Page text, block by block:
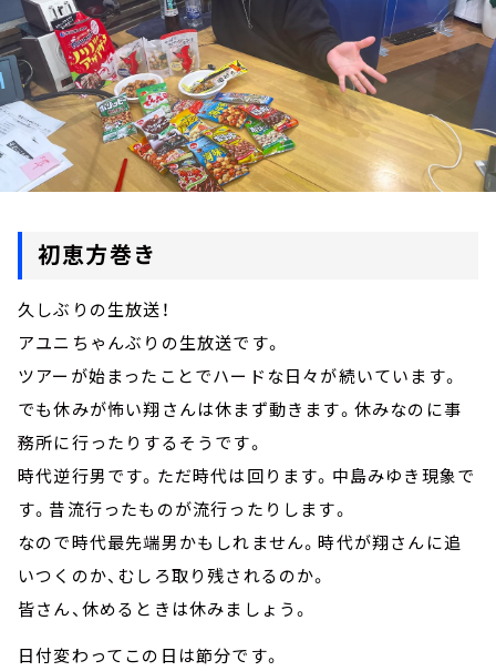
初恵方巻き
久しぶりの生放送！
アユニちゃんぶりの生放送です。
ツアーが始まったことでハードな日々が続いています。
でも休みが怖い翔さんは休まず動きます。休みなのに事
務所に行ったりするそうです。
時代逆行男です。ただ時代は回ります。中島みゆき現象で
す。昔流行ったものが流行ったりします。
なので時代最先端男かもしれません。時代が翔さんに追
いつくのか、むしろ取り残されるのか。
皆さん、休めるときは休みましょう。
日付変わってこの日は節分です。